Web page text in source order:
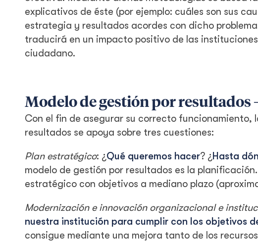
explicativos de éste (por ejemplo: cuáles son sus
estrategia y resultados acordes con dicho
traducirá en un impacto positivo de las
ciudadano.
Modelo de gestión por resultados
Con el fin de asegurar su correcto
resultados se apoya sobre tres cuestiones:
Plan estratégico: ¿Qué queremos hacer? ¿Hasta
modelo de gestión por resultados es la
estratégico con objetivos a mediano plazo
Modernización e innovación organizacional e
nuestra institución para cumplir con los objetivos
consigue mediante una mejora tanto de los